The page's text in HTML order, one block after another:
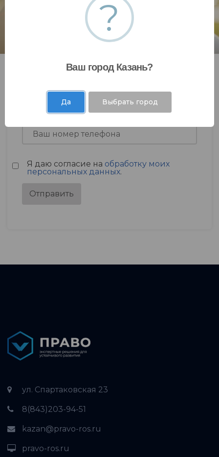
Я даю согласие на обработку моих
персональных данных.
Отправить
ул. Спартаковская 23
8(843)203-94-51
kazan@pravo-ros.ru
pravo-ros.ru
?
Ваш город Казань?
Да Выбрать город